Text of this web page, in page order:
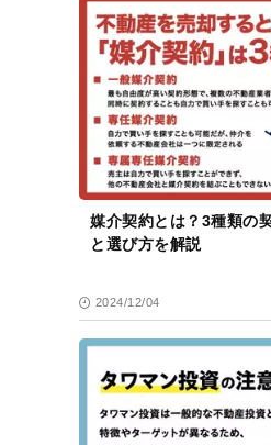
媒介契約とは？3種類の
と選び方を解説
2024/12/04